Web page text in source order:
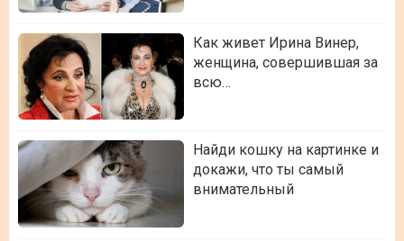
Как живет Ирина Винер,
женщина, совершившая за
всю…
Найди кошку на картинке и
докажи, что ты самый
внимательный